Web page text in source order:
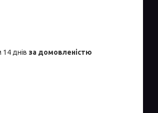
днів за домовленістю